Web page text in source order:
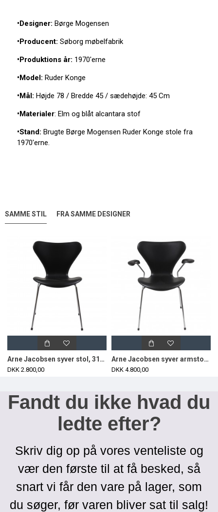
•Designer: Børge Mogensen
•Producent: Søborg møbelfabrik
•Produktions år: 1970'erne
•Model: Ruder Konge
•Mål: Højde 78 / Bredde 45 / sædehøjde: 45 Cm
•Materialer: Elm og blåt alcantara stof
•Stand: Brugte Børge Mogensen Ruder Konge stole fra
1970'erne.
SAMME STIL FRA SAMME DESIGNER
Arne Jacobsen syver stol, 3107, nypolstret i sort classic læder
DKK 2.800,00
Arne Jacobsen syver armstol, 3207, nypolstret i sort classic læder
DKK 4.800,00
Fandt du ikke hvad du
ledte efter?
Skriv dig op på vores venteliste og
vær den første til at få besked, så
snart vi får den vare på lager, som
du søger, før varen bliver sat til salg!